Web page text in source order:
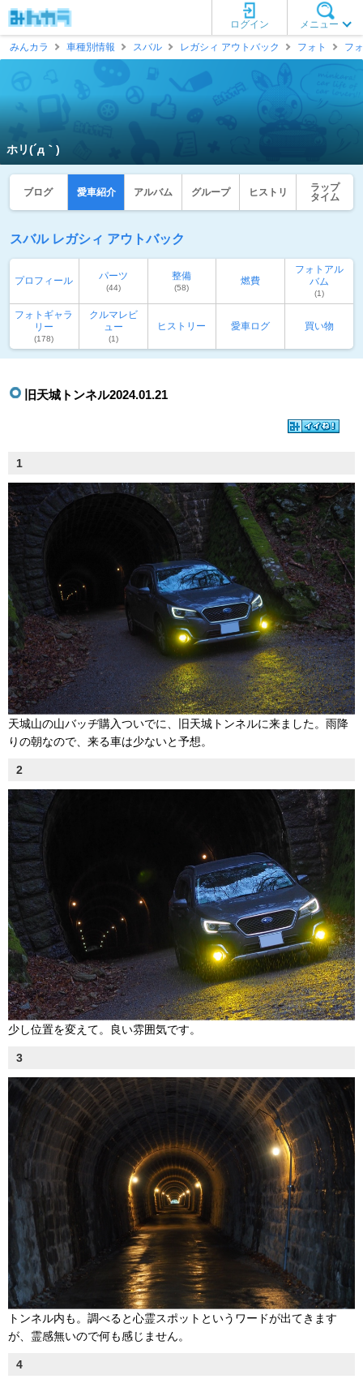
メニュー
ログイン
みんカラ
車種別情報 スバル レガシィ アウトバック フォト フ
ホリ(´д｀)
ブログ 愛車紹介 アルバム グループ ヒストリ
ラップ
タイム
スバル レガシィ アウトバック
プロフィール パーツ
(44)
整備
(58)
燃費
フォトアル
バム
(1)
フォトギャラ
リー
(178)
クルマレビ
ュー
(1)
ヒストリー 愛車ログ 買い物
旧天城トンネル2024.01.21
1
天城山の山バッヂ購入ついでに、旧天城トンネルに来ました。雨降
りの朝なので、来る車は少ないと予想。
2
少し位置を変えて。良い雰囲気です。
3
トンネル内も。調べると心霊スポットというワードが出てきます
が、霊感無いので何も感じません。
4